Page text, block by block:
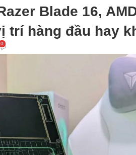
Blade 16,
trí hàng đầu hay
0